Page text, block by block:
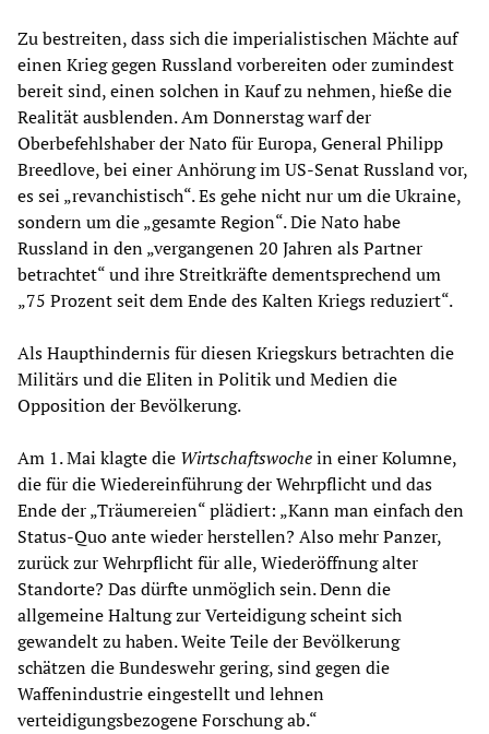
Zu bestreiten, dass sich die imperialistischen Mächte auf
einen Krieg gegen Russland vorbereiten oder zumindest
bereit sind, einen solchen in Kauf zu nehmen, hieße die
Realität ausblenden. Am Donnerstag warf der
Oberbefehlshaber der Nato für Europa, General Philipp
Breedlove, bei einer Anhörung im US-Senat Russland vor,
es sei „revanchistisch“. Es gehe nicht nur um die Ukraine,
sondern um die „gesamte Region“. Die Nato habe
Russland in den „vergangenen 20 Jahren als Partner
betrachtet“ und ihre Streitkräfte dementsprechend um
„75 Prozent seit dem Ende des Kalten Kriegs reduziert“.
Als Haupthindernis für diesen Kriegskurs betrachten die
Militärs und die Eliten in Politik und Medien die
Opposition der Bevölkerung.
Am 1. Mai klagte die Wirtschaftswochein einer Kolumne,
die für die Wiedereinführung der Wehrpflicht und das
Ende der „Träumereien“ plädiert: „Kann man einfach den
Status-Quo ante wieder herstellen? Also mehr Panzer,
zurück zur Wehrpflicht für alle, Wiederöffnung alter
Standorte? Das dürfte unmöglich sein. Denn die
allgemeine Haltung zur Verteidigung scheint sich
gewandelt zu haben. Weite Teile der Bevölkerung
schätzen die Bundeswehr gering, sind gegen die
Waffenindustrie eingestellt und lehnen
verteidigungsbezogene Forschung ab.“